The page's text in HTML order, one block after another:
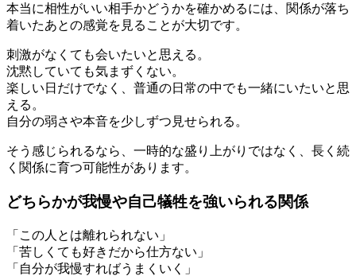
本当に相性がいい相手かどうかを確かめるには、関係が落ち
着いたあとの感覚を見ることが大切です。
刺激がなくても会いたいと思える。
沈黙していても気まずくない。
楽しい日だけでなく、普通の日常の中でも一緒にいたいと思
える。
自分の弱さや本音を少しずつ見せられる。
そう感じられるなら、一時的な盛り上がりではなく、長く続
く関係に育つ可能性があります。
どちらかが我慢や自己犠牲を強いられる関係
「この人とは離れられない」
「苦しくても好きだから仕方ない」
「自分が我慢すればうまくいく」